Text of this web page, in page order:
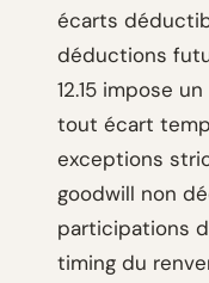
écarts
déductions
12.15 impose
tout écart
exceptions
goodwill non
participations
timing du